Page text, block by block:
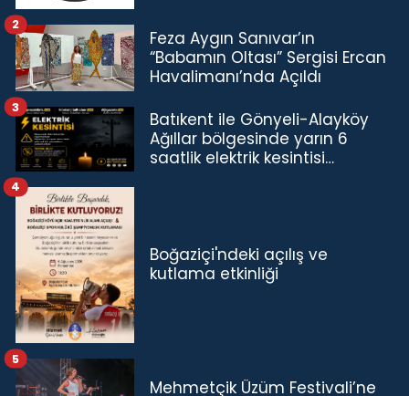
Feza Aygın Sanıvar’ın
“Babamın Oltası” Sergisi Ercan
Havalimanı’nda Açıldı
2
Batıkent ile Gönyeli-Alayköy
Ağıllar bölgesinde yarın 6
saatlik elektrik kesintisi…
3
Boğaziçi'ndeki açılış ve
kutlama etkinliği
4
Mehmetçik Üzüm Festivali’ne
5